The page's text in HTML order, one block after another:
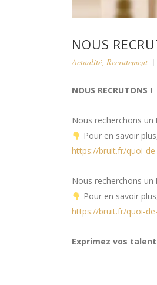
NOUS
Actualité, Recrutement
NOUS RECRUTONS !
Nous recherchons un
Pour en savoir
https://bruit.fr/quoi-
Nous recherchons un
Pour en savoir
https://bruit.fr/quoi-
Exprimez vos